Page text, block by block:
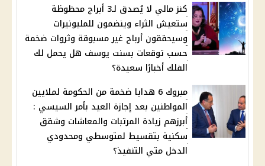
كنز مالي لا يُصدق لـ3 أبراج محظوظة
ستعيش الثراء وينضمون للمليونيرات
وسيحققون أرباح غير مسبوقة وثروات ضخمة
حسب توقعات بسنت يوسف هل يحمل لك
الفلك أخبارًا سعيدة؟
مبروك 6 هدايا ضخمة من الحكومة لملايين
المواطنين بعد إجازة العيد بأمر السيسي :
أبرزهم زيادة المرتبات والمعاشات وشقق
سكنية بتقسيط لمتوسطي ومحدودي
الدخل متي التنفيذ؟